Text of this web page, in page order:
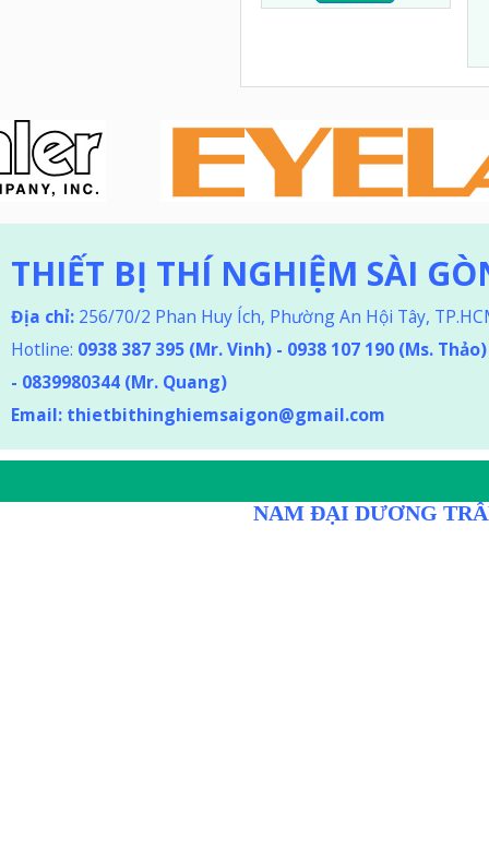
THIẾT BỊ THÍ NGHIỆM SÀI
Địa chỉ: 256/70/2 Phan Huy Ích, Phường An Hội Tây,
Hotline: 0938 387 395 (Mr. Vinh) - 0938 107 190 (Ms. Thảo)
- 0839980344 (Mr. Quang)
Email: thietbithinghiemsaigon@gmail.com
NAM ĐẠI DƯƠNG